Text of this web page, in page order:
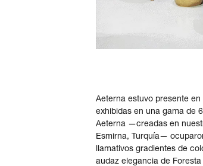
Aeterna estuvo presente
exhibidas en una gama de
Aeterna —creadas en
Esmirna, Turquía—
llamativos gradientes de
audaz elegancia de